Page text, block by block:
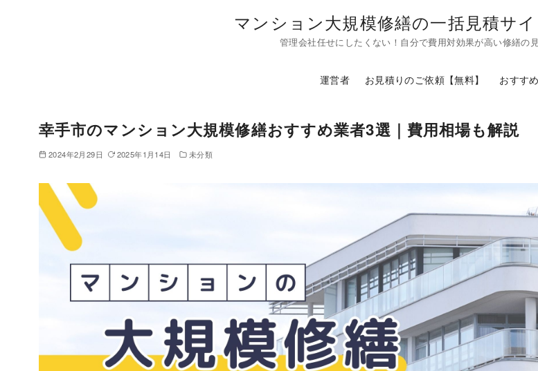
マンション大規模修繕の一括見積サイ
管理会社任せにしたくない！自分で費用対効果が高い修繕の
運営者 お見積りのご依頼【無料】 おすす
幸手市のマンション大規模修繕おすすめ業者3選｜費用相場も解説
2024年2月29日 2025年1月14日 未分類